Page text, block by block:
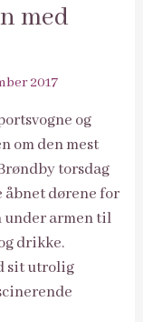
med
2017
og
om den mest
torsdag
åbnet dørene for
under armen til
drikke.
sit utrolig